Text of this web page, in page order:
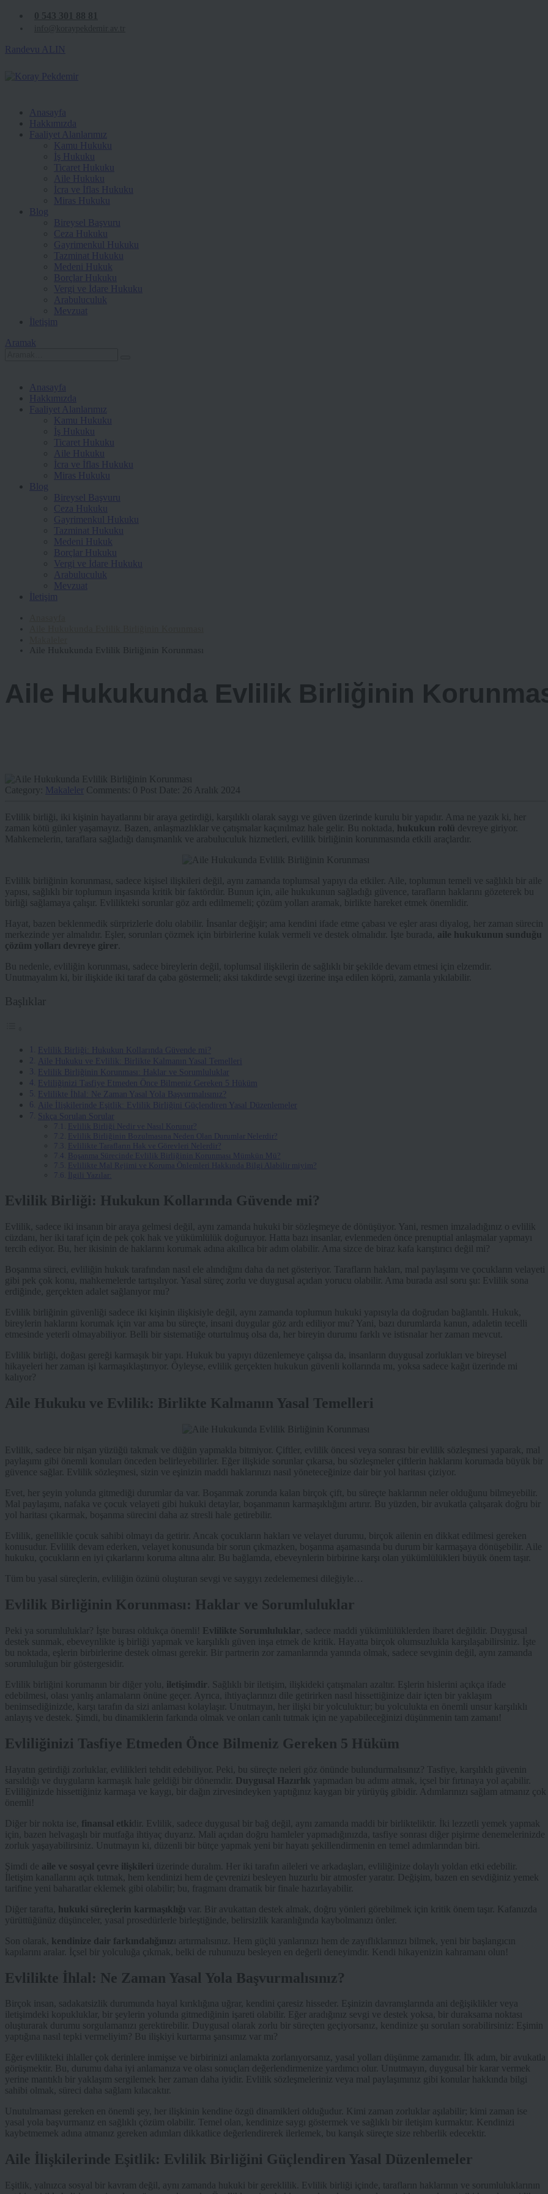
Randevu ALIN
Anasayfa
Hakkımızda
Faaliyet Alanlarımız
Kamu Hukuku
İş Hukuku
Ticaret Hukuku
Aile Hukuku
İcra ve İflas Hukuku
Miras Hukuku
Blog
Bireysel Başvuru
Ceza Hukuku
Gayrimenkul Hukuku
Tazminat Hukuku
Medeni Hukuk
Borçlar Hukuku
Vergi ve İdare Hukuku
Arabuluculuk
Mevzuat
İletişim
Aramak
Anasayfa
Hakkımızda
Faaliyet Alanlarımız
Kamu Hukuku
İş Hukuku
Ticaret Hukuku
Aile Hukuku
İcra ve İflas Hukuku
Miras Hukuku
Blog
Bireysel Başvuru
Ceza Hukuku
Gayrimenkul Hukuku
Tazminat Hukuku
Medeni Hukuk
Borçlar Hukuku
Vergi ve İdare Hukuku
Arabuluculuk
Mevzuat
İletişim
Aile Hukukunda Evlilik Birliğinin Korunması
Aile Hukukunda Evlilik Birliğinin
Category: Makaleler Comments: 0 Post Date: 26 Aralık 2024
Evlilik birliği, iki kişinin hayatlarını bir araya getirdiği, karşılıklı olarak saygı ve güven üzerinde kurulu bir yapıdır. Ama ne yazık ki, her
zaman kötü günler yaşamayız. Bazen, anlaşmazlıklar ve çatışmalar kaçınılmaz hale gelir. Bu noktada, hukukun rolü devreye giriyor.
Mahkemelerin, taraflara sağladığı danışmanlık ve arabuluculuk hizmetleri, evlilik birliğinin korunmasında etkili araçlardır.
Evlilik birliğinin korunması, sadece kişisel ilişkileri değil, aynı zamanda toplumsal yapıyı da etkiler. Aile, toplumun temeli ve sağlıklı bir aile
yapısı, sağlıklı bir toplumun inşasında kritik bir faktördür. Bunun için, aile hukukunun sağladığı güvence, tarafların haklarını gözeterek bu
birliği sağlamaya çalışır. Evlilikteki sorunlar göz ardı edilmemeli; çözüm yolları aramak, birlikte hareket etmek önemlidir.
Hayat, bazen beklenmedik sürprizlerle dolu olabilir. İnsanlar değişir; ama kendini ifade etme çabası ve eşler arası diyalog, her zaman sürecin
merkezinde yer almalıdır. Eşler, sorunları çözmek için birbirlerine kulak vermeli ve destek olmalıdır. İşte burada, aile hukukunun sunduğu
çözüm yolları devreye girer
Bu nedenle, evliliğin korunması, sadece bireylerin değil, toplumsal ilişkilerin de sağlıklı bir şekilde devam etmesi için elzemdir.
Unutmayalım ki, bir ilişkide iki taraf da çaba göstermeli; aksi takdirde sevgi üzerine inşa edilen köprü, zamanla yıkılabilir.
Başlıklar
Evlilik Birliği: Hukukun Kollarında Güvende mi?
Aile Hukuku ve Evlilik: Birlikte Kalmanın Yasal Temelleri
Evlilik Birliğinin Korunması: Haklar ve Sorumluluklar
Evliliğinizi Tasfiye Etmeden Önce Bilmeniz Gereken 5 Hüküm
Evlilikte İhlal: Ne Zaman Yasal Yola Başvurmalısınız?
Aile İlişkilerinde Eşitlik: Evlilik Birliğini Güçlendiren Yasal Düzenlemeler
Sıkça Sorulan Sorular
Evlilik Birliği Nedir ve Nasıl Korunur?
Evlilik Birliğinin Bozulmasına Neden Olan Durumlar Nelerdir?
Evlilikte Tarafların Hak ve Görevleri Nelerdir?
Boşanma Sürecinde Evlilik Birliğinin Korunması Mümkün Mü?
Evlilikte Mal Rejimi ve Koruma Önlemleri Hakkında Bilgi Alabilir miyim?
İlgili Yazılar:
Evlilik Birliği: Hukukun Kollarında Güvende mi?
Evlilik, sadece iki insanın bir araya gelmesi değil, aynı zamanda hukuki bir sözleşmeye de dönüşüyor. Yani, resmen imzaladığınız o evlilik
cüzdanı, her iki taraf için de pek çok hak ve yükümlülük doğuruyor. Hatta bazı insanlar, evlenmeden önce prenuptial anlaşmalar yapmayı
tercih ediyor. Bu, her ikisinin de haklarını korumak adına akıllıca bir adım olabilir. Ama sizce de biraz kafa karıştırıcı değil mi?
Boşanma süreci, evliliğin hukuk tarafından nasıl ele alındığını daha da net gösteriyor. Tarafların hakları, mal paylaşımı ve çocukların velayeti
gibi pek çok konu, mahkemelerde tartışılıyor. Yasal süreç zorlu ve duygusal açıdan yorucu olabilir. Ama burada asıl soru şu: Evlilik sona
erdiğinde, gerçekten adalet sağlanıyor mu?
Evlilik birliğinin güvenliği sadece iki kişinin ilişkisiyle değil, aynı zamanda toplumun hukuki yapısıyla da doğrudan bağlantılı. Hukuk,
bireylerin haklarını korumak için var ama bu süreçte, insani duygular göz ardı ediliyor mu? Yani, bazı durumlarda kanun, adaletin tecelli
etmesinde yeterli olmayabiliyor. Belli bir sistematiğe oturtulmuş olsa da, her bireyin durumu farklı ve istisnalar her zaman mevcut.
Evlilik birliği, doğası gereği karmaşık bir yapı. Hukuk bu yapıyı düzenlemeye çalışsa da, insanların duygusal zorlukları ve bireysel
hikayeleri her zaman işi karmaşıklaştırıyor. Öyleyse, evlilik gerçekten hukukun güvenli kollarında mı, yoksa sadece kağıt üzerinde mi
kalıyor?
Aile Hukuku ve Evlilik: Birlikte Kalmanın Yasal Temelleri
Evlilik, sadece bir nişan yüzüğü takmak ve düğün yapmakla bitmiyor. Çiftler, evlilik öncesi veya sonrası bir evlilik sözleşmesi yaparak, mal
paylaşımı gibi önemli konuları önceden belirleyebilirler. Eğer ilişkide sorunlar çıkarsa, bu sözleşmeler çiftlerin haklarını korumada büyük bir
güvence sağlar. Evlilik sözleşmesi, sizin ve eşinizin maddi haklarınızı nasıl yöneteceğinize dair bir yol haritası çiziyor.
Evet, her şeyin yolunda gitmediği durumlar da var. Boşanmak zorunda kalan birçok çift, bu süreçte haklarının neler olduğunu bilmeyebilir.
Mal paylaşımı, nafaka ve çocuk velayeti gibi hukuki detaylar, boşanmanın karmaşıklığını artırır. Bu yüzden, bir avukatla çalışarak doğru bir
yol haritası çıkarmak, boşanma sürecini daha az stresli hale getirebilir.
Evlilik, genellikle çocuk sahibi olmayı da getirir. Ancak çocukların hakları ve velayet durumu, birçok ailenin en dikkat edilmesi gereken
konusudur. Evlilik devam ederken, velayet konusunda bir sorun çıkmazken, boşanma aşamasında bu durum bir karmaşaya dönüşebilir. Aile
hukuku, çocukların en iyi çıkarlarını koruma altına alır. Bu bağlamda, ebeveynlerin birbirine karşı olan yükümlülükleri büyük önem taşır.
Tüm bu yasal süreçlerin, evliliğin özünü oluşturan sevgi ve saygıyı zedelememesi dileğiyle…
Evlilik Birliğinin Korunması: Haklar ve Sorumluluklar
Peki ya sorumluluklar? İşte burası oldukça önemli! Evlilikte Sorumluluklar
, sadece maddi yükümlülüklerden ibaret değildir. Duygusal
destek sunmak, ebeveynlikte iş birliği yapmak ve karşılıklı güven inşa etmek de kritik. Hayatta birçok olumsuzlukla karşılaşabilirsiniz. İşte
bu noktada, eşlerin birbirlerine destek olması gerekir. Bir partnerin zor zamanlarında yanında olmak, sadece sevginin değil, aynı zamanda
sorumluluğun bir göstergesidir.
Evlilik birliğini korumanın bir diğer yolu, iletişimdir
. Sağlıklı bir iletişim, ilişkideki çatışmaları azaltır. Eşlerin hislerini açıkça ifade
edebilmesi, olası yanlış anlamaların önüne geçer. Ayrıca, ihtiyaçlarınızı dile getirirken nasıl hissettiğinize dair içten bir yaklaşım
benimsediğinizde, karşı tarafın da sizi anlaması kolaylaşır. Unutmayın, her ilişki bir yolculuktur; bu yolculukta en önemli unsur karşılıklı
anlayış ve destek. Şimdi, bu dinamiklerin farkında olmak ve onları canlı tutmak için ne yapabileceğinizi düşünmenin tam zamanı!
Evliliğinizi Tasfiye Etmeden Önce Bilmeniz Gereken 5 Hüküm
Hayatın getirdiği zorluklar, evlilikleri tehdit edebiliyor. Peki, bu süreçte neleri göz önünde bulundurmalısınız? Tasfiye, karşılıklı güvenin
sarsıldığı ve duyguların karmaşık hale geldiği bir dönemdir.
Duygusal Hazırlık yapmadan bu adımı atmak, içsel bir fırtınaya yol açabilir.
Evliliğinizde hissettiğiniz karmaşa ve kaygı, bir dağın zirvesindeyken yaptığınız kaygan bir yürüyüş gibidir. Adımlarınızı sağlam atmanız çok
önemli!
Diğer bir nokta ise, finansal etkidir. Evlilik, sadece duygusal bir bağ değil, aynı zamanda maddi bir birlikteliktir. İki lezzetli yemek yapmak
için, bazen helvagaşlı bir mutfağa ihtiyaç duyarız. Mali açıdan doğru hamleler yapmadığınızda, tasfiye sonrası diğer pişirme denemelerinizde
zorluk yaşayabilirsiniz. Unutmayın ki, düzenli bir bütçe yapmak yeni bir hayatı şekillendirmenin en temel adımlarından biri.
Şimdi de aile ve sosyal çevre ilişkileri üzerinde duralım. Her iki tarafın aileleri ve arkadaşları, evliliğinize dolaylı yoldan etki edebilir.
İletişim kanallarını açık tutmak, hem kendinizi hem de çevrenizi besleyen huzurlu bir atmosfer yaratır. Değişim, bazen en sevdiğiniz yemek
tarifine yeni baharatlar eklemek gibi olabilir; bu, fragmanı dramatik bir finale hazırlayabilir.
Diğer tarafta, hukuki süreçlerin karmaşıklığı var. Bir avukattan destek almak, doğru yönleri görebilmek için kritik önem taşır. Kafanızda
yürüttüğünüz düşünceler, yasal prosedürlerle birleştiğinde, belirsizlik karanlığında kaybolmanızı önler.
Son olarak, kendinize dair farkındalığınız ı artırmalısınız. Hem güçlü yanlarınızı hem de zayıflıklarınızı bilmek, yeni bir başlangıcın
kapılarını aralar. İçsel bir yolculuğa çıkmak, belki de ruhunuzu besleyen en değerli deneyimdir. Kendi hikayenizin kahramanı olun!
Evlilikte İhlal: Ne Zaman Yasal Yola Başvurmalısınız?
Birçok insan, sadakatsizlik durumunda hayal kırıklığına uğrar, kendini çaresiz hisseder. Eşinizin davranışlarında ani değişiklikler veya
iletişimdeki kopukluklar, bir şeylerin yolunda gitmediğinin işareti olabilir. Eğer aradığınız sevgi ve destek yoksa, bir duraksama noktası
oluşturarak durumu sorgulamanızı gerektirebilir. Duygusal olarak zorlu bir süreçten geçiyorsanız, kendinize şu soruları sorabilirsiniz: Eşimin
yaptığına nasıl tepki vermeliyim? Bu ilişkiyi kurtarma şansımız var mı?
Eğer evlilikteki ihlaller çok derinlere inmişse ve birbirinizi anlamakta zorlanıyorsanız, yasal yolları düşünme zamanıdır. İlk adım, bir avukatla
görüşmektir. Bu, durumu daha iyi anlamanıza ve olası sonuçları değerlendirmenize yardımcı olur. Unutmayın, duygusal bir karar vermek
yerine mantıklı bir yaklaşım sergilemek her zaman daha iyidir. Evlilik sözleşmeleriniz veya mal paylaşımınız gibi konular hakkında bilgi
sahibi olmak, süreci daha sağlam kılacaktır.
Unutulmaması gereken en önemli şey, her ilişkinin kendine özgü dinamikleri olduğudur. Kimi zaman zorluklar aşılabilir; kimi zaman ise
yasal yola başvurmanız en sağlıklı çözüm olabilir. Temel olan, kendinize saygı göstermek ve sağlıklı bir iletişim kurmaktır. Kendinizi
kaybetmemek adına atmanız gereken adımları dikkatlice değerlendirerek ilerlemek, bu karışık süreçte size rehberlik edecektir.
Aile İlişkilerinde Eşitlik: Evlilik Birliğini Güçlendiren Yasal Düzenlemeler
Eşitlik, yalnızca sosyal bir kavram değil, aynı zamanda hukuki bir gereklilik. Evlilik birliği içinde, tarafların haklarının ve sorumluluklarının